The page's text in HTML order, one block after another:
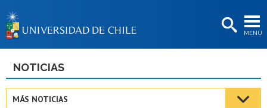
MENÚ
BIBLIOTECAS
NOTICIAS
MÁS NOTICIAS